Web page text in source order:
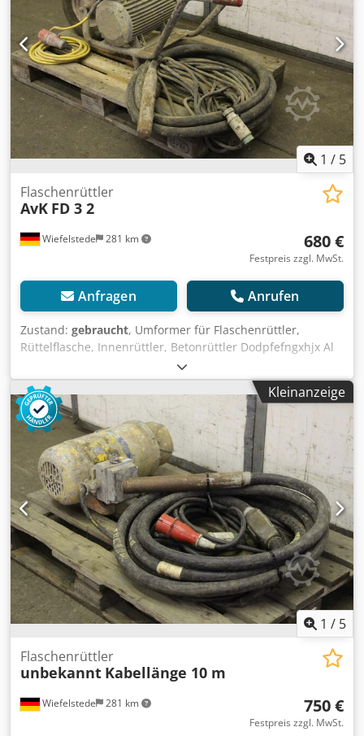
1 / 5
Wiefelstede 281 km
Flaschenrüttler
AvK FD 3 2
680 €
Festpreis zzgl. MwSt.
Anfragen Anrufen
Zustand: gebraucht, Umformer für Flaschenrüttler,
Rüttelflasche, Innenrüttler, Betonrüttler Dodpfefngxhjx Al
Sjck -Hersteller: Wacker -Übergabe: im Ist-Zustand wie
besichtigt -Transportgestell: Laufrad beschädigt, siehe
Foto -Motor: 2 kW -Rüttelflasche: Länge 430 mm -
Schlauchlänge: 6 m -Abmessungen: 1380/580/H600 mm -
Gewicht: 87 kg
Kleinanzeige
1 / 5
Wiefelstede 281 km
Flaschenrüttler
unbekannt Kabellänge 10 m
750 €
Festpreis zzgl. MwSt.